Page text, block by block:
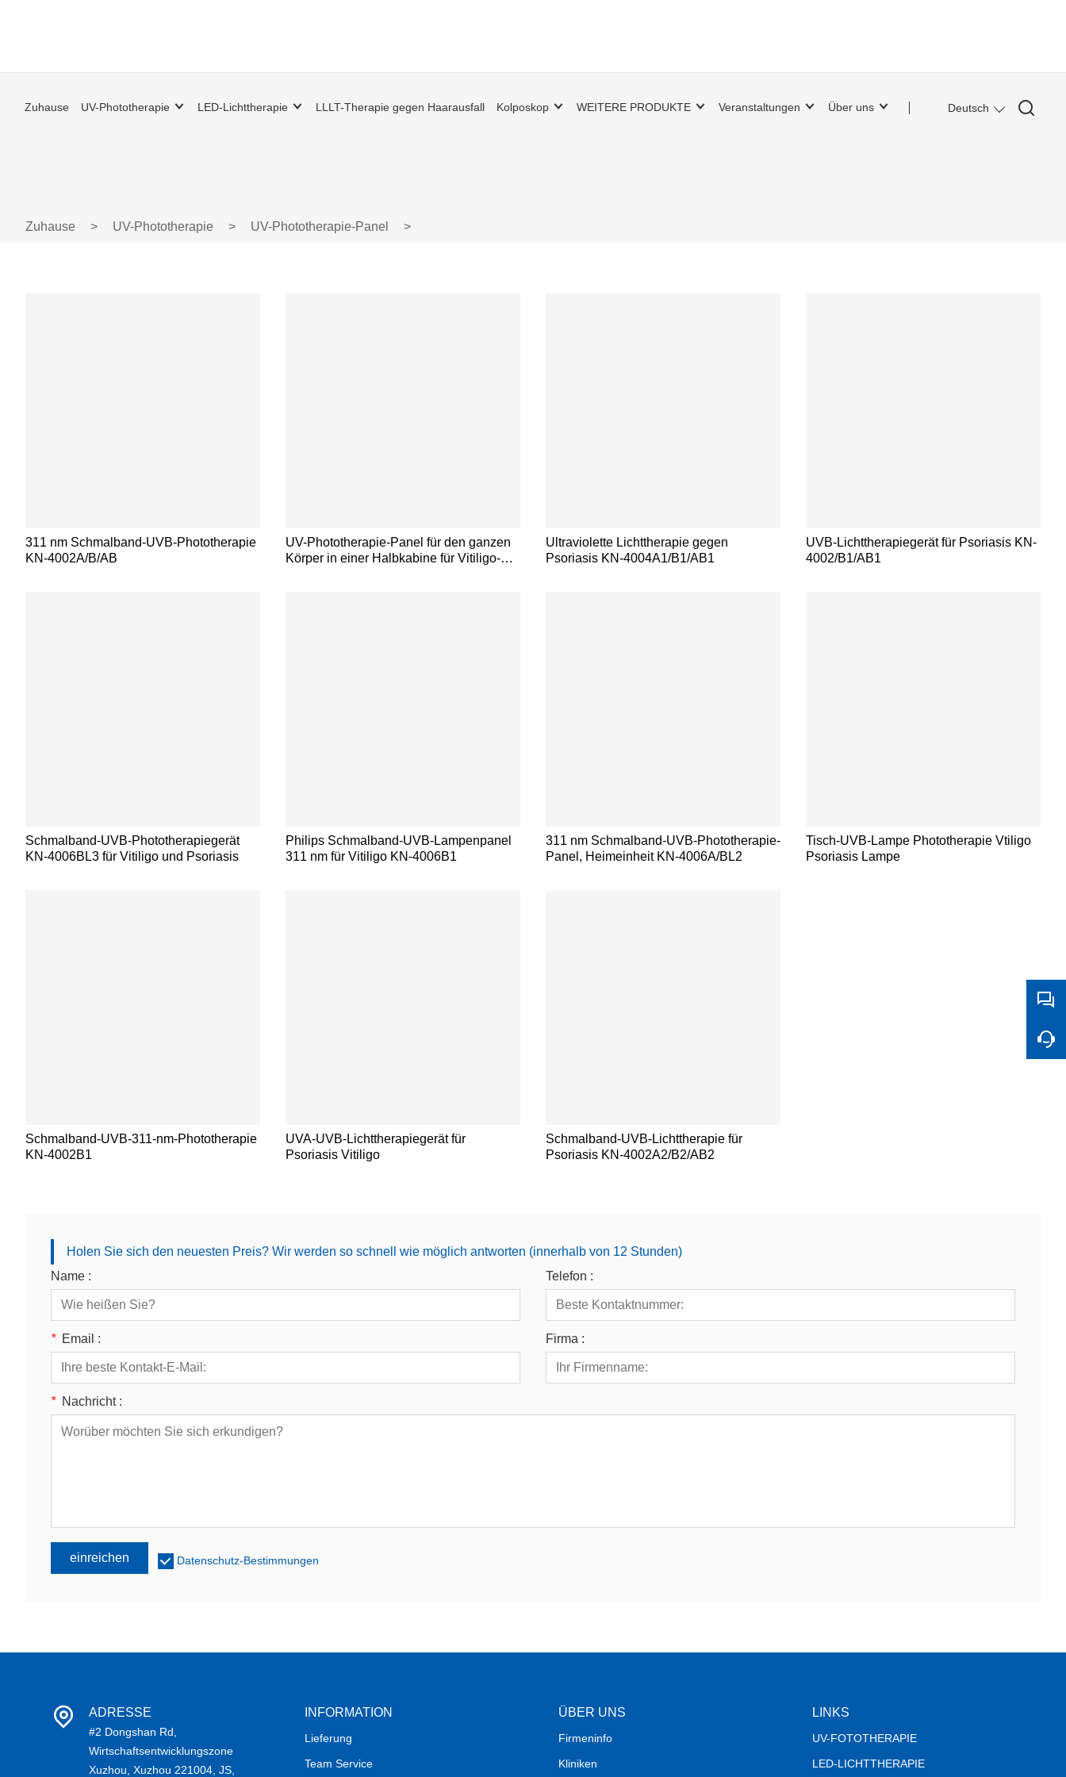
Deutsch
Zuhause UV-Phototherapie LED-Lichttherapie LLLT-Therapie gegen Haarausfall Kolposkop WEITERE PRODUKTE Veranstaltungen Über uns
Zuhause > UV-Phototherapie > UV-Phototherapie-Panel >
311 nm Schmalband-UVB-Phototherapie
KN-4002A/B/AB
UV-Phototherapie-Panel für den ganzen
Körper in einer Halbkabine für Vitiligo-
Ultraviolette Lichttherapie gegen
Psoriasis KN-4004A1/B1/AB1
UVB-Lichttherapiegerät für Psoriasis KN-
4002/B1/AB1
Schmalband-UVB-Phototherapiegerät
KN-4006BL3 für Vitiligo und Psoriasis
Philips Schmalband-UVB-Lampenpanel
311 nm für Vitiligo KN-4006B1
311 nm Schmalband-UVB-Phototherapie-
Panel, Heimeinheit KN-4006A/BL2
Tisch-UVB-Lampe Phototherapie Vtiligo
Psoriasis Lampe
Schmalband-UVB-311-nm-Phototherapie
KN-4002B1
UVA-UVB-Lichttherapiegerät für
Psoriasis Vitiligo
Schmalband-UVB-Lichttherapie für
Psoriasis KN-4002A2/B2/AB2
Holen Sie sich den neuesten Preis? Wir werden so schnell wie möglich antworten (innerhalb von 12 Stunden)
Name :
Telefon :
* Email : Firma :
* Nachricht :
einreichen Datenschutz-Bestimmungen
ADRESSE
#2 Dongshan Rd,
Wirtschaftsentwicklungszone
Xuzhou, Xuzhou 221004, JS,
INFORMATION
Lieferung
Team Service
ÜBER UNS
Firmeninfo
Kliniken
LINKS
UV-FOTOTHERAPIE
LED-LICHTTHERAPIE